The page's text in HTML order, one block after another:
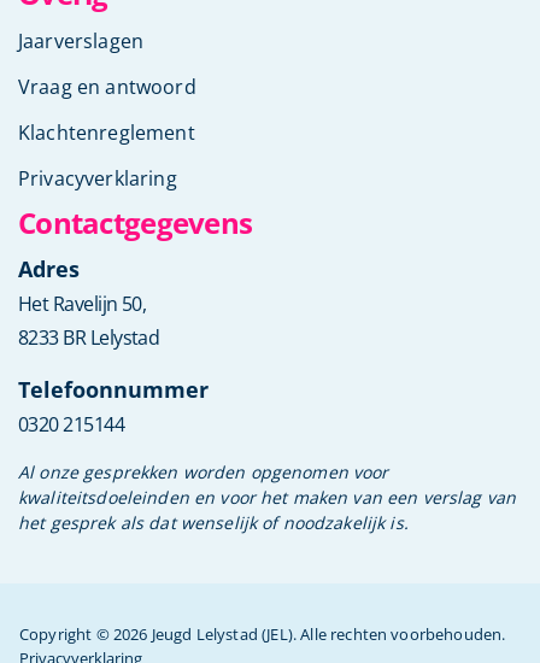
Jaarverslagen
Vraag en antwoord
Klachtenreglement
Privacyverklaring
Contactgegevens
Adres
Het Ravelijn 50,
8233 BR Lelystad
Telefoonnummer
0320 215144
Al onze gesprekken worden opgenomen voor
kwaliteitsdoeleinden en voor het maken van een verslag van
het gesprek als dat wenselijk of noodzakelijk is.
Copyright © 2026 Jeugd Lelystad (JEL). Alle rechten voorbehouden.
Privacyverklaring